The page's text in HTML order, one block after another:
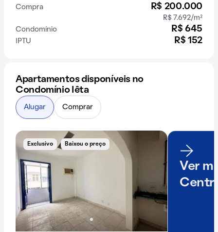
Compra R$ 200.000
R$ 7.692/m²
Condomínio
R$ 645
IPTU R$ 152
Apartamentos disponíveis no
Condomínio Iêta
Exclusivo Baixou o preço
Ver
Alugar Comprar